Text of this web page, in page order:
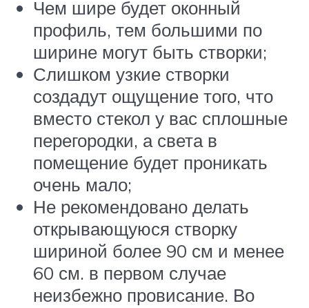
Чем шире будет оконный
профиль, тем большими по
ширине могут быть створки;
Слишком узкие створки
создадут ощущение того, что
вместо стекол у вас сплошные
перегородки, а света в
помещение будет проникать
очень мало;
Не рекомендовано делать
открывающуюся створку
шириной более 90 см и менее
60 см. в первом случае
неизбежно провисание. Во